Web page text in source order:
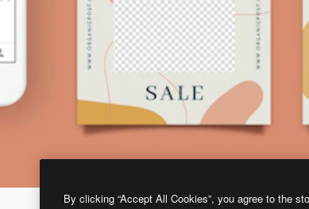
By clicking “Accept All Cookies”, you agree to the